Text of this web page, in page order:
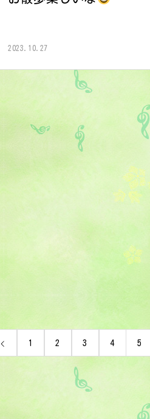
2023.10.27
1 2 3 4 5